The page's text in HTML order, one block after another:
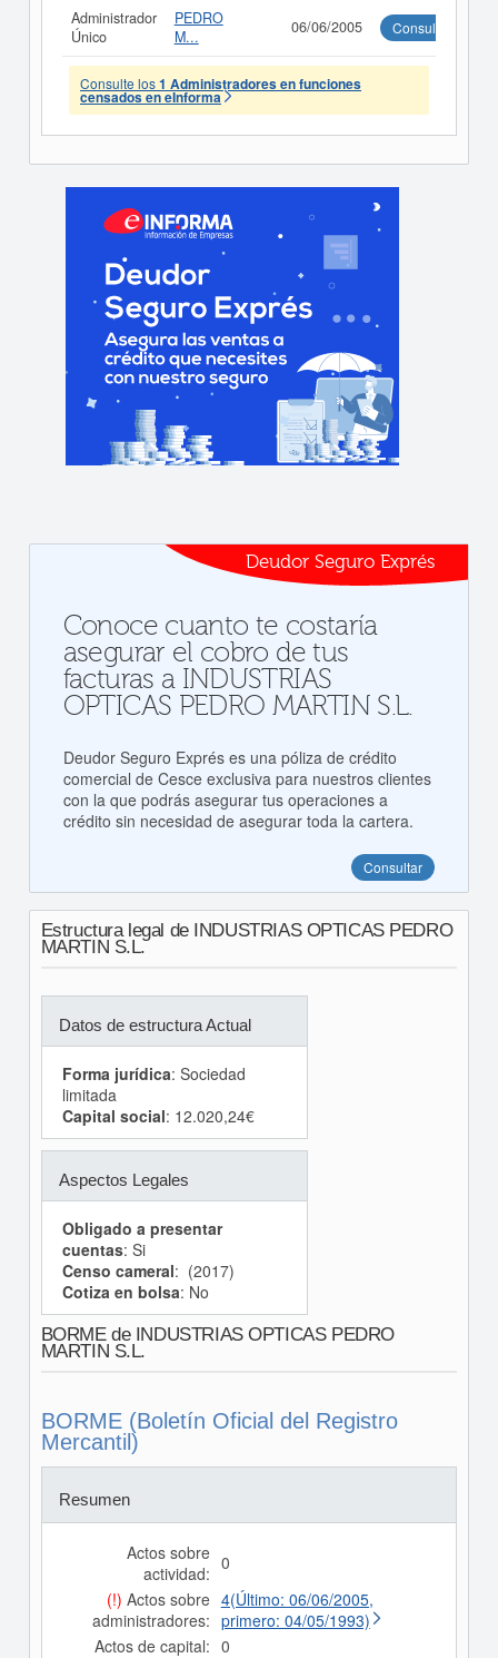
Administrador
Único
PEDRO
M...
06/06/2005 Consultar
Consulte los1 Administradores en funciones
censados en eInforma
Deudor Seguro Exprés
Conoce cuanto te costaría
asegurar el cobro de tus
facturas a INDUSTRIAS
OPTICAS PEDRO MARTIN S.L.
Deudor Seguro Exprés es una póliza de crédito
comercial de Cesce exclusiva para nuestros clientes
con la que podrás asegurar tus operaciones a
crédito sin necesidad de asegurar toda la cartera.
Consultar
Estructura legal de INDUSTRIAS OPTICAS PEDRO
MARTIN S.L.
Datos de estructura Actual
Forma jurídica: Sociedad
limitada
Capital social: 12.020,24€
Aspectos Legales
Obligado a presentar
cuentas: Si
Censo cameral: (2017)
Cotiza en bolsa: No
BORME de INDUSTRIAS OPTICAS PEDRO
MARTIN S.L.
BORME (Boletín Oficial del Registro
Mercantil)
Resumen
Actos sobre
actividad: 0
(!) Actos sobre
administradores:
4(Último: 06/06/2005,
primero: 04/05/1993)
Actos de capital: 0